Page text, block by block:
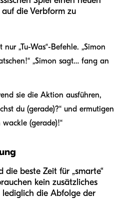
die Verbform zu
„Tu-Was“-Befehle. „Simon
„Simon sagt… fang an
sie die Aktion ausführen,
du (gerade)?“ und ermutigen
(gerade)!“
die beste Zeit für „smarte“
kein zusätzliches
lediglich die Abfolge der